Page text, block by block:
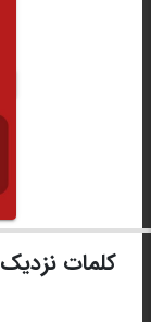
کلمات نزدیک